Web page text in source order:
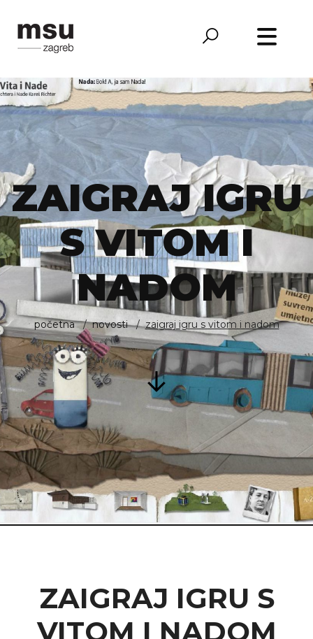
ZAIGRAJ IGRU
S VITOM I
NADOM
početna novosti zaigraj igru s vitom i nadom
ZAIGRAJ IGRU S
VITOM I NADOM